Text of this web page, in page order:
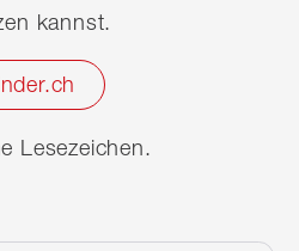
kannst.
Lesezeichen.